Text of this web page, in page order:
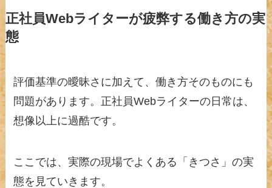
正社員Webライターが疲弊する働き方の実
態
評価基準の曖昧さに加えて、働き方そのものにも
問題があります。正社員Webライターの日常は、
想像以上に過酷です。
ここでは、実際の現場でよくある「きつさ」の実
態を見ていきます。